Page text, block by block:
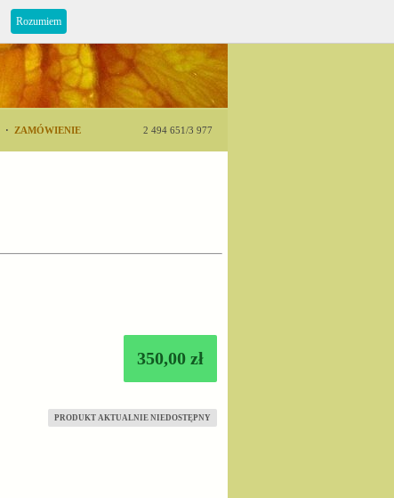
· ZAMÓWIENIE 2 494 651/3 977
350,00 zł
PRODUKT AKTUALNIE NIEDOSTĘPNY
Rozumiem